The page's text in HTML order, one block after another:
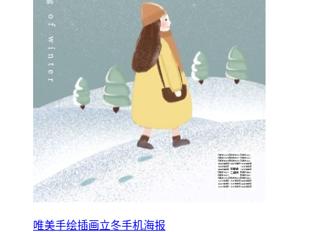
唯美手绘插画立冬手机海报